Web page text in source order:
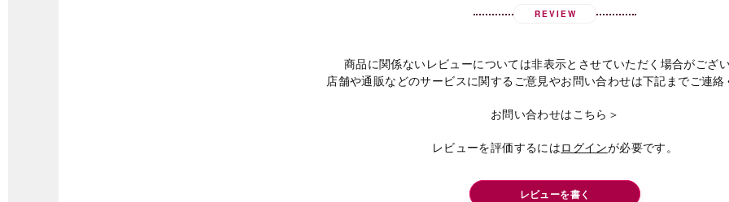
REVIEW
商品に関係ないレビューについては非表示とさせていただく場合がござい
店舗や通販などのサービスに関するご意見やお問い合わせは下記までご連絡
お問い合わせはこちら＞
レビューを評価するにはログインが必要です。
レビューを書く